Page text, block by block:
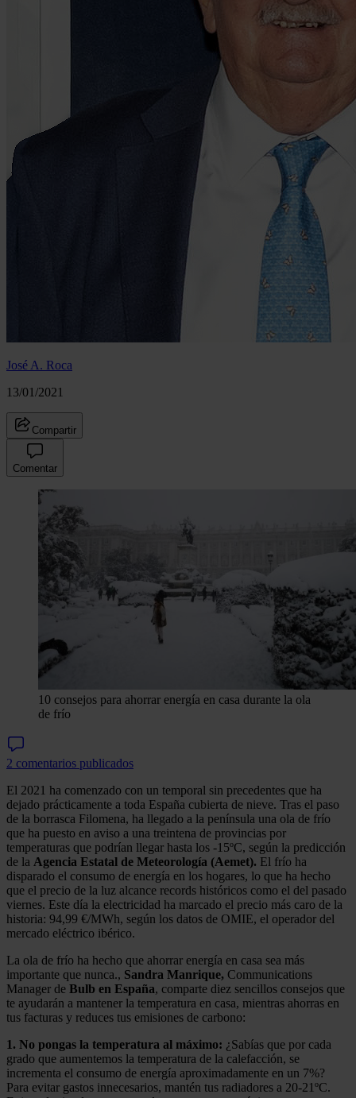
José A. Roca
13/01/2021
Compartir
Comentar
10 consejos para ahorrar energía en casa durante la ola
de frío
2 comentarios publicados
El 2021 ha comenzado con un temporal sin precedentes que ha
dejado prácticamente a toda España cubierta de nieve. Tras el paso
de la borrasca Filomena, ha llegado a la península una ola de frío
que ha puesto en aviso a una treintena de provincias por
temperaturas que podrían llegar hasta los -15ºC, según la predicción
de la Agencia Estatal de Meteorología (Aemet). El frío ha
disparado el consumo de energía en los hogares, lo que ha hecho
que el precio de la luz alcance records históricos como el del pasado
viernes. Este día la electricidad ha marcado el precio más caro de la
historia: 94,99 €/MWh, según los datos de OMIE, el operador del
mercado eléctrico ibérico.
La ola de frío ha hecho que ahorrar energía en casa sea más
importante que nunca., Sandra Manrique, Communications
Manager de Bulb en España, comparte diez sencillos consejos que
te ayudarán a mantener la temperatura en casa, mientras ahorras en
tus facturas y reduces tus emisiones de carbono:
1. No pongas la temperatura al máximo: ¿Sabías que por cada
grado que aumentemos la temperatura de la calefacción, se
incrementa el consumo de energía aproximadamente en un 7%?
Para evitar gastos innecesarios, mantén tus radiadores a 20-21ºC.